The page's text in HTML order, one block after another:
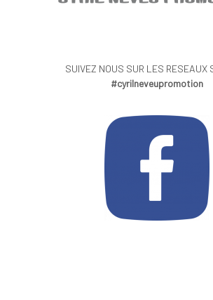
SUIVEZ NOUS SUR LES RESEAUX
#cyrilneveupromotion